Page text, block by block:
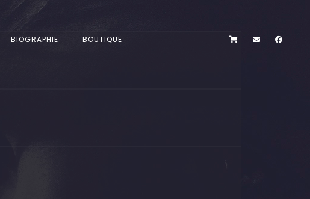
BIOGRAPHIE BOUTIQUE